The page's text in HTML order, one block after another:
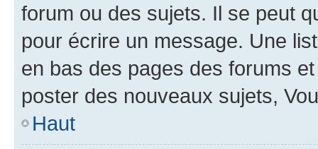
forum ou des sujets. Il se peut
pour écrire un message. Une
en bas des pages des forums
poster des nouveaux sujets,
Haut